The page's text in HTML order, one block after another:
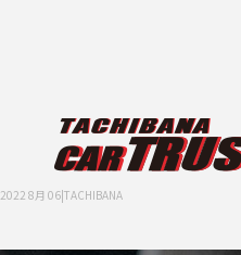
2022 8月 06|TACHIBANA